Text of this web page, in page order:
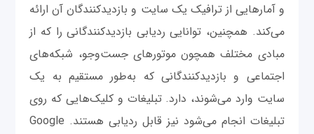
و آمارهایی از ترافیک یک سایت و بازدیدکنندگان آن ارائه
می‌کند. همچنین، توانایی ردیابی بازدیدکنندگانی را که از
مبادی مختلف همچون موتورهای‌ جست‌وجو، شبکه‌های
‌اجتماعی و بازدیدکنندگانی که به‌طور مستقیم به یک
سایت وارد می‌شوند، دارد. تبلیغات و کلیک‌هایی که روی
تبلیغات انجام می‌شود نیز قابل ردیابی هستند. Google